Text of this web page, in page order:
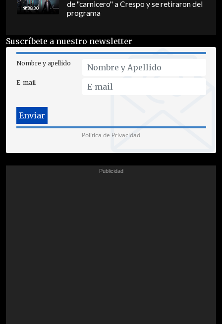
3830
de "carnicero" a Crespo y se retiraron del
programa
Suscríbete a nuestro newsletter
Nombre y apellido
E-mail
Política de Privacidad